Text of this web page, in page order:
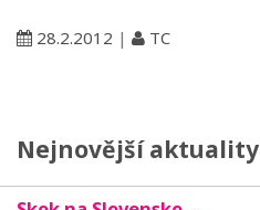
28.2.2012 | TC
Nejnovější aktuality